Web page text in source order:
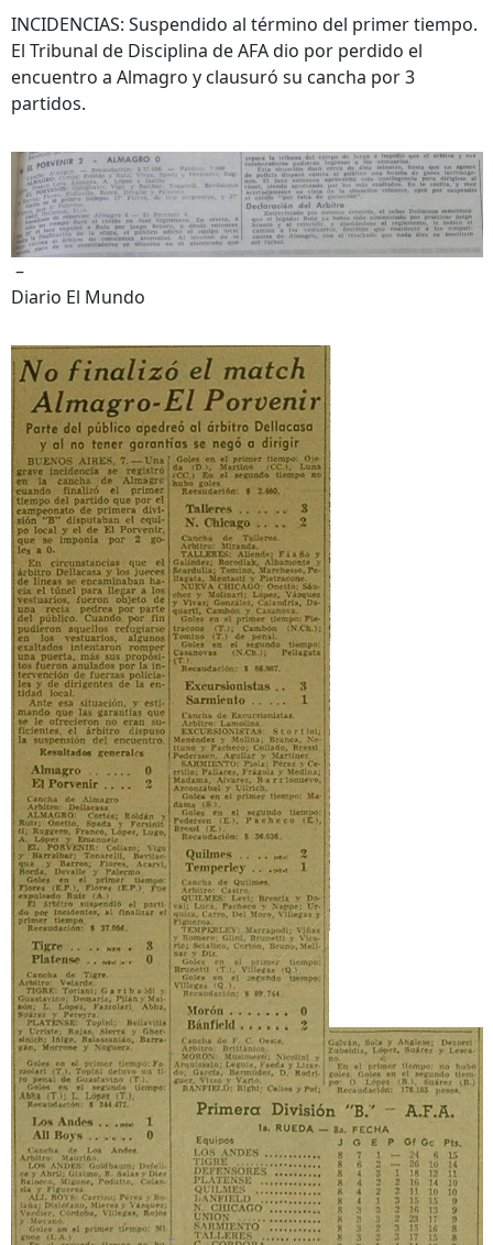
INCIDENCIAS: Suspendido al término del primer tiempo.
El Tribunal de Disciplina de AFA dio por perdido el
encuentro a Almagro y clausuró su cancha por 3
partidos.
–
Diario El Mundo